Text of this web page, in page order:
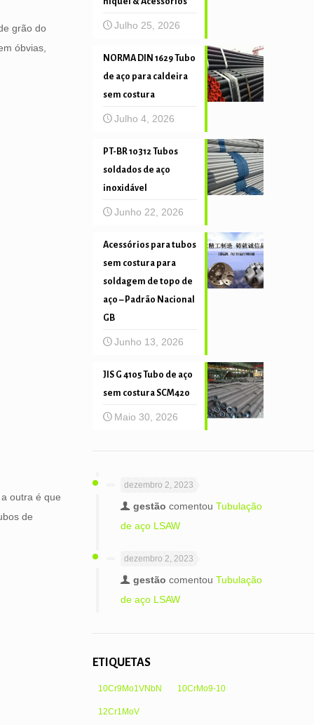
grão do
óbvias,
outra é que
de
Julho 25, 2026
NORMA DIN 1629 Tubo
de aço para caldeira
sem costura
Julho 4, 2026
PT-BR 10312 Tubos
soldados de aço
inoxidável
Junho 22, 2026
Acessórios para tubos
sem costura para
soldagem de topo de
aço – Padrão Nacional
GB
Junho 13, 2026
JIS G 4105 Tubo de aço
sem costura SCM420
Maio 30, 2026
dezembro 2, 2023
gestão comentou Tubulação
de aço LSAW
dezembro 2, 2023
gestão comentou Tubulação
de aço LSAW
ETIQUETAS
10Cr9Mo1VNbN 10CrMo9-10
12Cr1MoV